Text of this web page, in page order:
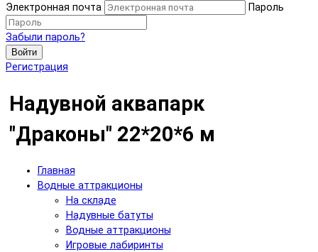
Электронная почта
Пароль
Забыли пароль?
Войти
Регистрация
Надувной аквапарк
"Драконы" 22*20*6 м
Главная
Водные аттракционы
На складе
Надувные батуты
Водные аттракционы
Игровые лабиринты